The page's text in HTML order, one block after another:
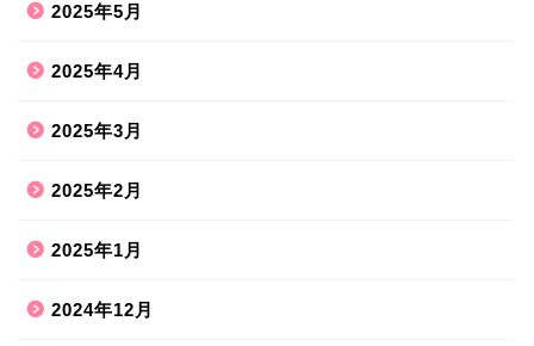
2025年5月
2025年4月
2025年3月
2025年2月
2025年1月
2024年12月